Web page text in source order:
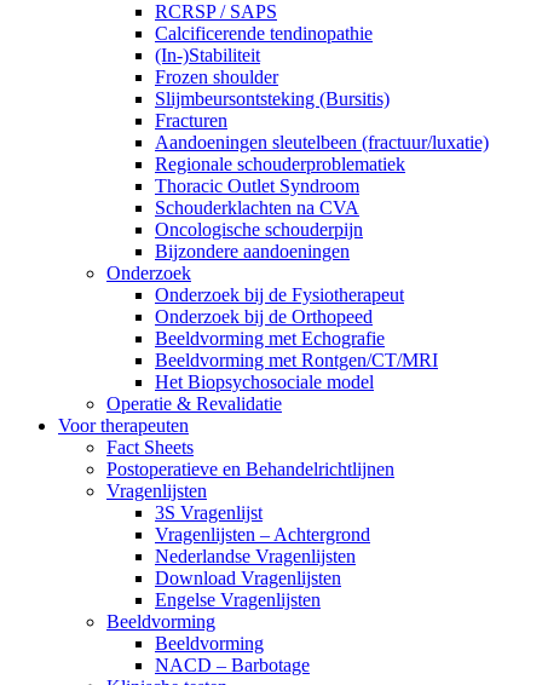
RCRSP / SAPS
Calcificerende tendinopathie
(In-)Stabiliteit
Frozen shoulder
Slijmbeursontsteking (Bursitis)
Fracturen
Aandoeningen sleutelbeen (fractuur/luxatie)
Regionale schouderproblematiek
Thoracic Outlet Syndroom
Schouderklachten na CVA
Oncologische schouderpijn
Bijzondere aandoeningen
Onderzoek
Onderzoek bij de Fysiotherapeut
Onderzoek bij de Orthopeed
Beeldvorming met Echografie
Beeldvorming met Rontgen/CT/MRI
Het Biopsychosociale model
Operatie & Revalidatie
Voor therapeuten
Fact Sheets
Postoperatieve en Behandelrichtlijnen
Vragenlijsten
3S Vragenlijst
Vragenlijsten – Achtergrond
Nederlandse Vragenlijsten
Download Vragenlijsten
Engelse Vragenlijsten
Beeldvorming
Beeldvorming
NACD – Barbotage